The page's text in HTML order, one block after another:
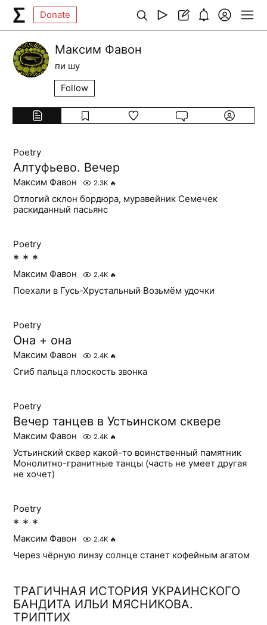
Donate
Максим Фавон
пи шу
Follow
Poetry
Алтуфьево. Вечер
Максим Фавон 2.3K 🔥
Отлогий склон бордюра, муравейник Семечек
раскиданный пасьянс
Poetry
* * *
Максим Фавон 2.4K 🔥
Поехали в Гусь-Хрустальный Возьмём удочки
Poetry
Она + она
Максим Фавон 2.4K 🔥
Сгиб пальца плоскость звонка
Poetry
Вечер танцев в Устьинском сквере
Максим Фавон 2.4K 🔥
Устьинский сквер какой-то воинственный памятник
Монолитно-гранитные танцы (часть не умеет другая
не хочет)
Poetry
* * *
Максим Фавон 2.4K 🔥
Через чёрную линзу солнце станет кофейным агатом
ТРАГИЧНАЯ ИСТОРИЯ УКРАИНСКОГО
БАНДИТА ИЛЬИ МЯСНИКОВА.
ТРИПТИХ